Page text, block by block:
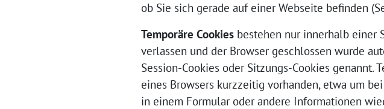
ob Sie sich gerade auf einer Webseite befinden
Temporäre Cookies bestehen nur innerhalb einer
verlassen und der Browser geschlossen wurde
Session-Cookies oder Sitzungs-Cookies
eines Browsers kurzzeitig vorhanden, etwa um
in einem Formular oder andere Informationen